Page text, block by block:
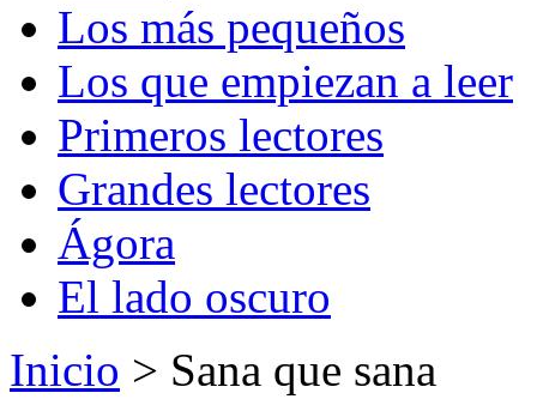
Los más pequeños
Los que empiezan a leer
Primeros lectores
Grandes lectores
Ágora
El lado oscuro
Inicio > Sana que sana